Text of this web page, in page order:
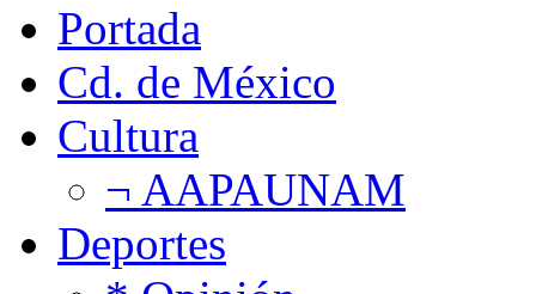
Portada
Cd. de México
Cultura
¬ AAPAUNAM
Deportes